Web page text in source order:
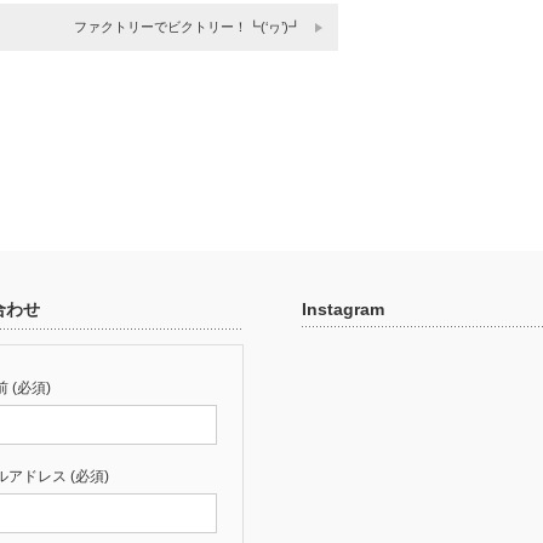
ファクトリーでビクトリー！┗(‘ヮ’)┛
わせ
(必須)
アドレス (必須)
Instagram